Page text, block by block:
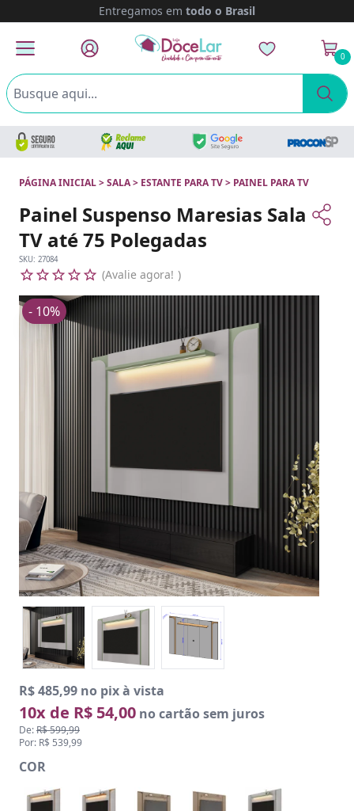
Entregamos em todo o Brasil
0
PÁGINA INICIAL>SALA> ESTANTE PARA TV> PAINEL PARA TV
Painel Suspenso Maresias Sala
TV até 75 Polegadas
SKU: 27084
Avalie agora!
R$ 485,99 no pix à vista
10x de R$ 54,00 no cartão sem juros
De:R$ 599,99
Por: R$ 539,99
- 10%
COR